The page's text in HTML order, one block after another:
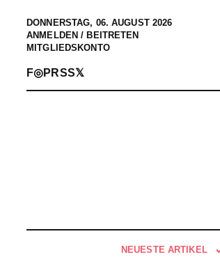
DONNERSTAG, 06. AUGUST 2026
ANMELDEN / BEITRETEN
MITGLIEDSKONTO
F◎PRSS𝕏
NEUESTE ARTIKEL